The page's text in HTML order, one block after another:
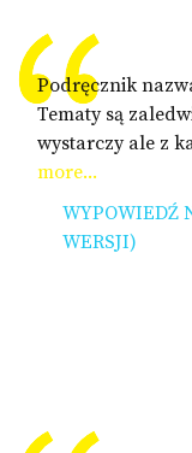
Podręcznik
Tematy są
wystarczy ale z
more...
WYPOWIEDŹ
WERSJI)